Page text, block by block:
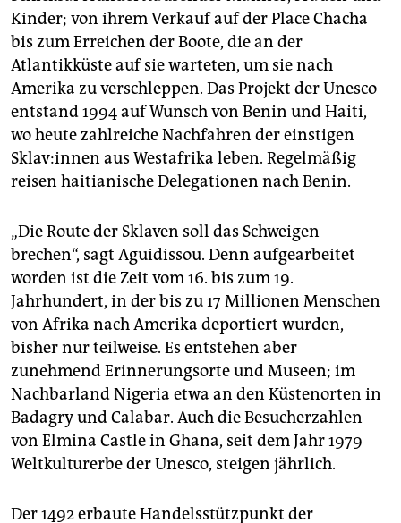
Entschädigungszahlungen – aber nicht an die
Sklaven, sondern an deren Besitzer.
Gedenktage, die an die Sklaverei erinnern,gibt es
mehrere. Auf UN-Ebene ist seit 1998 der 23. August
zum Internationalen Tag zur Erinnerung an den
Sklavenhandel und an seine Abschaffung erklärt. Der
Termin erinnert an den Sklavenaufstand in der
französischen Karibik­kolonie Saint-Domingue im Jahr
1791, aus dem das unabhängige Haiti hervorging.
den 10. Mai als Tag des Gedenkens an den
Sklavenhandel, die Sklaverei und ihre Abschaffung –
eine Initiative von Frankreichs erster schwarzer
Ministerin, Christiane Taubira.(gän, d.j.)
Kinder; von ihrem Verkauf auf der Place Chacha
bis zum Erreichen der Boote, die an der
Atlantikküste auf sie warteten, um sie nach
Amerika zu verschleppen. Das Projekt der Unesco
entstand 1994 auf Wunsch von Benin und Haiti,
wo heute zahlreiche Nachfahren der einstigen
Skla­v:in­nen aus Westafrika leben. Regelmäßig
reisen haitianische Delegationen nach Benin.
„Die Route der Sklaven soll das Schweigen
brechen“, sagt Aguidissou. Denn aufgearbeitet
worden ist die Zeit vom 16. bis zum 19.
Jahrhundert, in der bis zu 17 Millionen Menschen
von Afrika nach Amerika deportiert wurden,
bisher nur teilweise. Es entstehen aber
zunehmend Erinnerungsorte und Museen; im
Nachbarland Nigeria etwa an den Küstenorten in
Badagry und Calabar. Auch die Besucherzahlen
von Elmina Castle in Ghana, seit dem Jahr 1979
Weltkulturerbe der Unesco, steigen jährlich.
Der 1492 erbaute Handelsstützpunkt der